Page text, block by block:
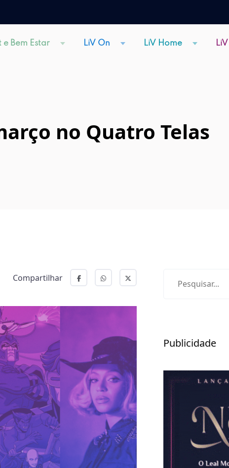
e Bem Estar LiV On LiV Home
no Quatro Telas
Compartilhar
Publicidade